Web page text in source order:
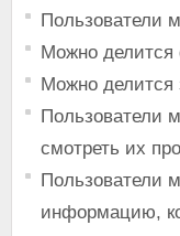
Пользователи
Можно
Можно делится
Пользователи
смотреть их
Пользователи
информацию,